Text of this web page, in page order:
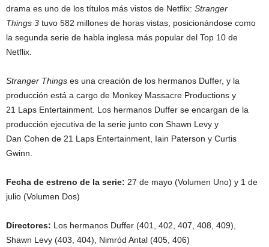
drama es uno de los títulos más vistos de Netflix: Stranger
Things 3 tuvo 582 millones de horas vistas, posicionándose como
la segunda serie de habla inglesa más popular del Top 10 de
Netflix.
Stranger Things es una creación de los hermanos Duffer, y la
producción está a cargo de Monkey Massacre Productions y
21 Laps Entertainment. Los hermanos Duffer se encargan de la
producción ejecutiva de la serie junto con Shawn Levy y
Dan Cohen de 21 Laps Entertainment, Iain Paterson y Curtis
Gwinn.
Fecha de estreno de la serie: 27 de mayo (Volumen Uno) y 1 de
julio (Volumen Dos)
Directores: Los hermanos Duffer (401, 402, 407, 408, 409),
Shawn Levy (403, 404), Nimród Antal (405, 406)